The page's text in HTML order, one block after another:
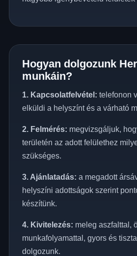
Hogyan dolgozunk
munkáin?
1. Kapcsolatfelvétel: telefonon
elküldi a helyszínt és a várható
2. Felmérés: megvizsgáljuk,
területén az adott felülethez
szükséges.
3. Ajánlatadás: a megadott
helyszíni adottságok szerint
készítünk.
4. Kivitelezés: meleg aszfalttal,
munkafolyamattal, gyors és
dolgozunk.